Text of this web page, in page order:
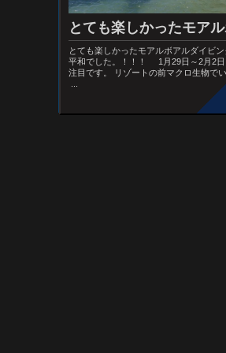
とても楽しかったモア
とても楽しかったモアルボアルダイビ
平和でした。！！！ 1月29日～2月2日
注目です。 リゾートの前マクロ生物で